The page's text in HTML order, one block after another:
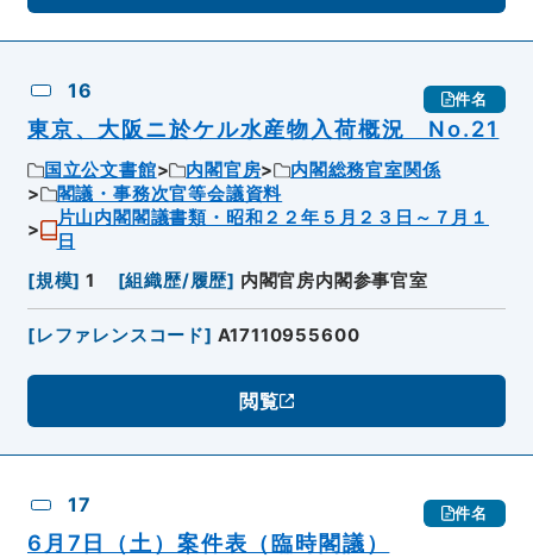
16 件名
東京、大阪ニ於ケル水産物入荷概況 No.21
国立公文書館 内閣官房
内閣総務官室関係
閣議・事務次官等会議資料
片山内閣閣議書類・昭和２２年５月２３日～７月１
日
[規模] 1 [組織歴/履歴] 内閣官房内閣参事官室
[レファレンスコード] A17110955600
閲覧
17 件名
6月7日（土）案件表（臨時閣議）